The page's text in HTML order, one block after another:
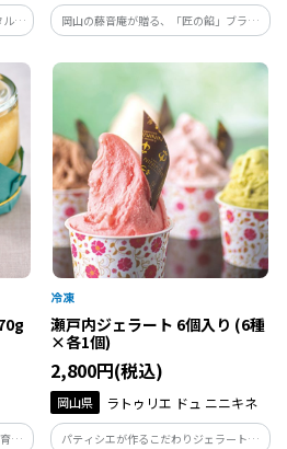
ルト
商
22
】
ン
岡山の藤音庵が贈る、「匠の餡」ブラン
ドの至極のプリン。小豆の風味と滑らかな
プリンが絶妙な調和。和菓子職人の技と
て
瀬戸内ジェラート 6個入り (6種
×各1個)
2,800円(税込)
岡山県 ラトゥリエ ドュ ニニキネ
パティシエが作るこだわりジェラート。